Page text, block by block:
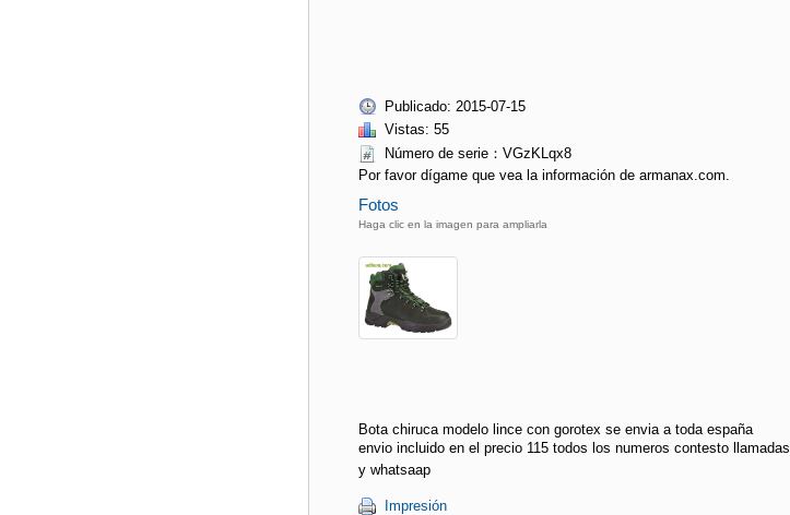
Publicado: 2015-07-15
Vistas: 55
Número de serie：VGzKLqx8
Por favor dígame que vea la información de armanax.com.
Fotos
Haga clic en la imagen para ampliarla
Bota chiruca modelo lince con gorotex se envia a toda españa
envio incluido en el precio 115 todos los numeros contesto llamadas
y whatsaap
Impresión